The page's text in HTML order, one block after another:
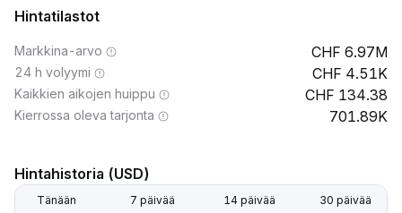
Hintatilastot
Markkina-arvo 6.97M
24 h volyymi 4.51K
Kaikkien aikojen huippu 134.38
Kierrossa oleva tarjonta 701.89K
Hintahistoria (USD)
Tänään 7 päivää 14 päivää 30 päivää